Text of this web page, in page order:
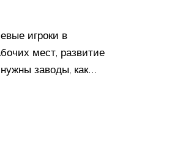
игроки в
мест, развитие
заводы, как
неожиданные
строить бизнес